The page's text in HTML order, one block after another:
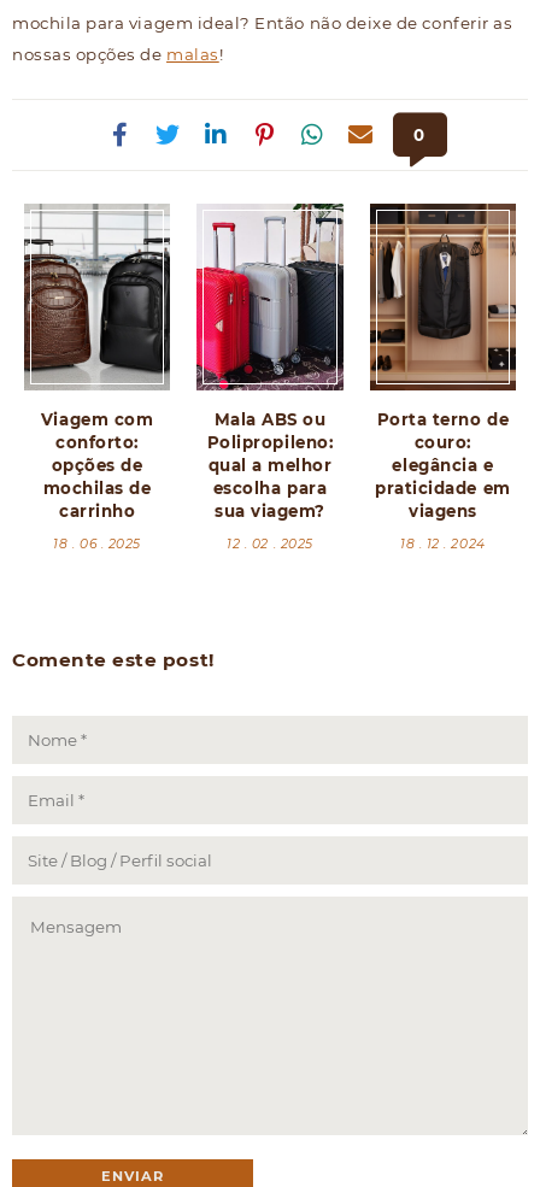
mochila para viagem ideal? Então não deixe de conferir as
nossas opções de malas!
0
Viagem com
conforto:
opções de
mochilas de
carrinho
18 . 06 . 2025
Mala ABS ou
Polipropileno:
qual a melhor
escolha para
sua viagem?
12 . 02 . 2025
Porta terno de
couro:
elegância e
praticidade em
viagens
18 . 12 . 2024
Comente este post!